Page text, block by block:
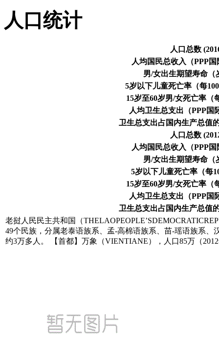
人口统计
老挝人民民主共和国（
49个民族，分属老泰语族系、孟-高棉语族系、苗-瑶语族系
约3万多人。 【首都】万象（VIENTIANE），人口85万（
人口总数
人均国民总收入（PPP国
男/女出生期望寿命（
5岁以下儿童死亡率（每
15岁至60岁男/女死亡率（
人均卫生总支出（PPP国
卫生总支出占国内生产总值
人口总数
人均国民总收入（PPP国
男/女出生期望寿命（
5岁以下儿童死亡率（每
15岁至60岁男/女死亡率（
人均卫生总支出（PPP国
卫生总支出占国内生产总值